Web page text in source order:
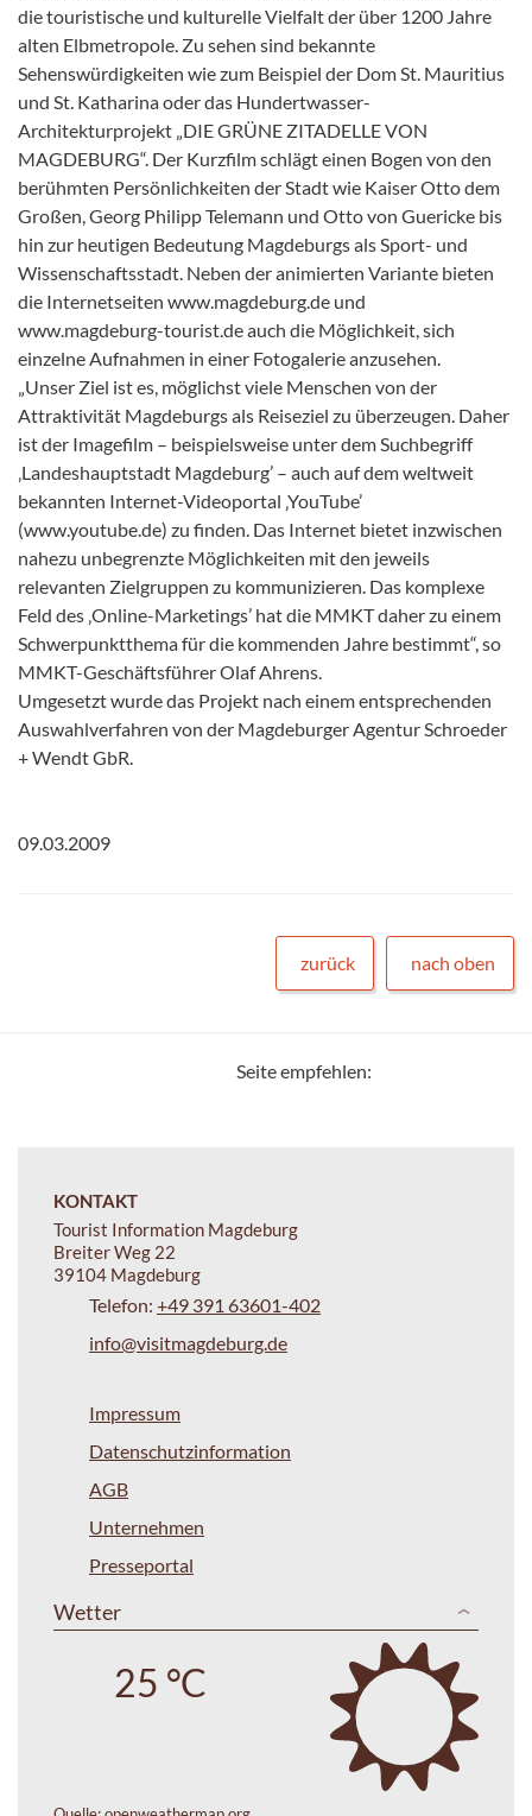
die touristische und kulturelle Vielfalt der über 1200 Jahre
alten Elbmetropole. Zu sehen sind bekannte
Sehenswürdigkeiten wie zum Beispiel der Dom St. Mauritius
und St. Katharina oder das Hundertwasser-
Architekturprojekt „DIE GRÜNE ZITADELLE VON
MAGDEBURG“. Der Kurzfilm schlägt einen Bogen von den
berühmten Persönlichkeiten der Stadt wie Kaiser Otto dem
Großen, Georg Philipp Telemann und Otto von Guericke bis
hin zur heutigen Bedeutung Magdeburgs als Sport- und
Wissenschaftsstadt. Neben der animierten Variante bieten
die Internetseiten www.magdeburg.de und
www.magdeburg-tourist.de auch die Möglichkeit, sich
einzelne Aufnahmen in einer Fotogalerie anzusehen.
„Unser Ziel ist es, möglichst viele Menschen von der
Attraktivität Magdeburgs als Reiseziel zu überzeugen. Daher
ist der Imagefilm – beispielsweise unter dem Suchbegriff
‚Landeshauptstadt Magdeburg’ – auch auf dem weltweit
bekannten Internet-Videoportal ‚YouTube’
(www.youtube.de) zu finden. Das Internet bietet inzwischen
nahezu unbegrenzte Möglichkeiten mit den jeweils
relevanten Zielgruppen zu kommunizieren. Das komplexe
Feld des ‚Online-Marketings’ hat die MMKT daher zu einem
Schwerpunktthema für die kommenden Jahre bestimmt“, so
MMKT-Geschäftsführer Olaf Ahrens.
Umgesetzt wurde das Projekt nach einem entsprechenden
Auswahlverfahren von der Magdeburger Agentur Schroeder
+ Wendt GbR.
09.03.2009
zurück nach oben
Seite empfehlen:
KONTAKT
Tourist Information Magdeburg
Breiter Weg 22
39104 Magdeburg
Telefon: +49 391 63601-402
info@visitmagdeburg.de
Impressum
Datenschutzinformation
AGB
Unternehmen
Presseportal
Wetter
25 °C